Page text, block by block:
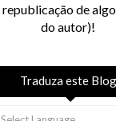
de
do autor)!
Traduza este Blog